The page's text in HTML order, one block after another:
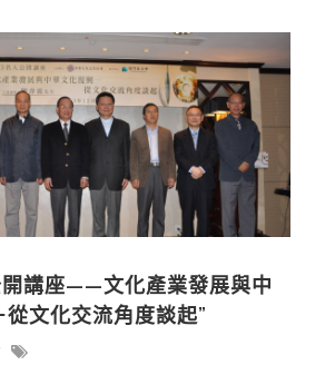
開講座——文化產業發展與中
文化交流角度談起”